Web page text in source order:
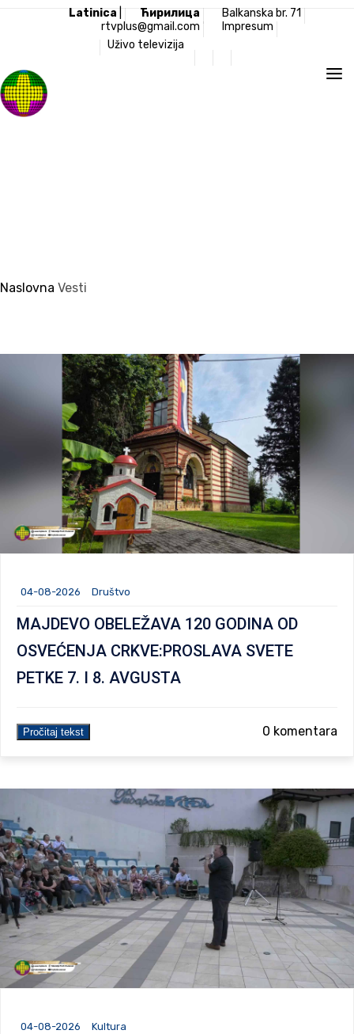
Latinica Ћирилица
Balkanska br. 71
rtvplus@gmail.com
Impresum
Uživo televizija
Naslovna Vesti
04-08-2026 Društvo
MAJDEVO OBELEŽAVA 120 GODINA OD
OSVEĆENJA CRKVE:PROSLAVA SVETE
PETKE 7. I 8. AVGUSTA
Pročitaj tekst 0 komentara
04-08-2026 Kultura